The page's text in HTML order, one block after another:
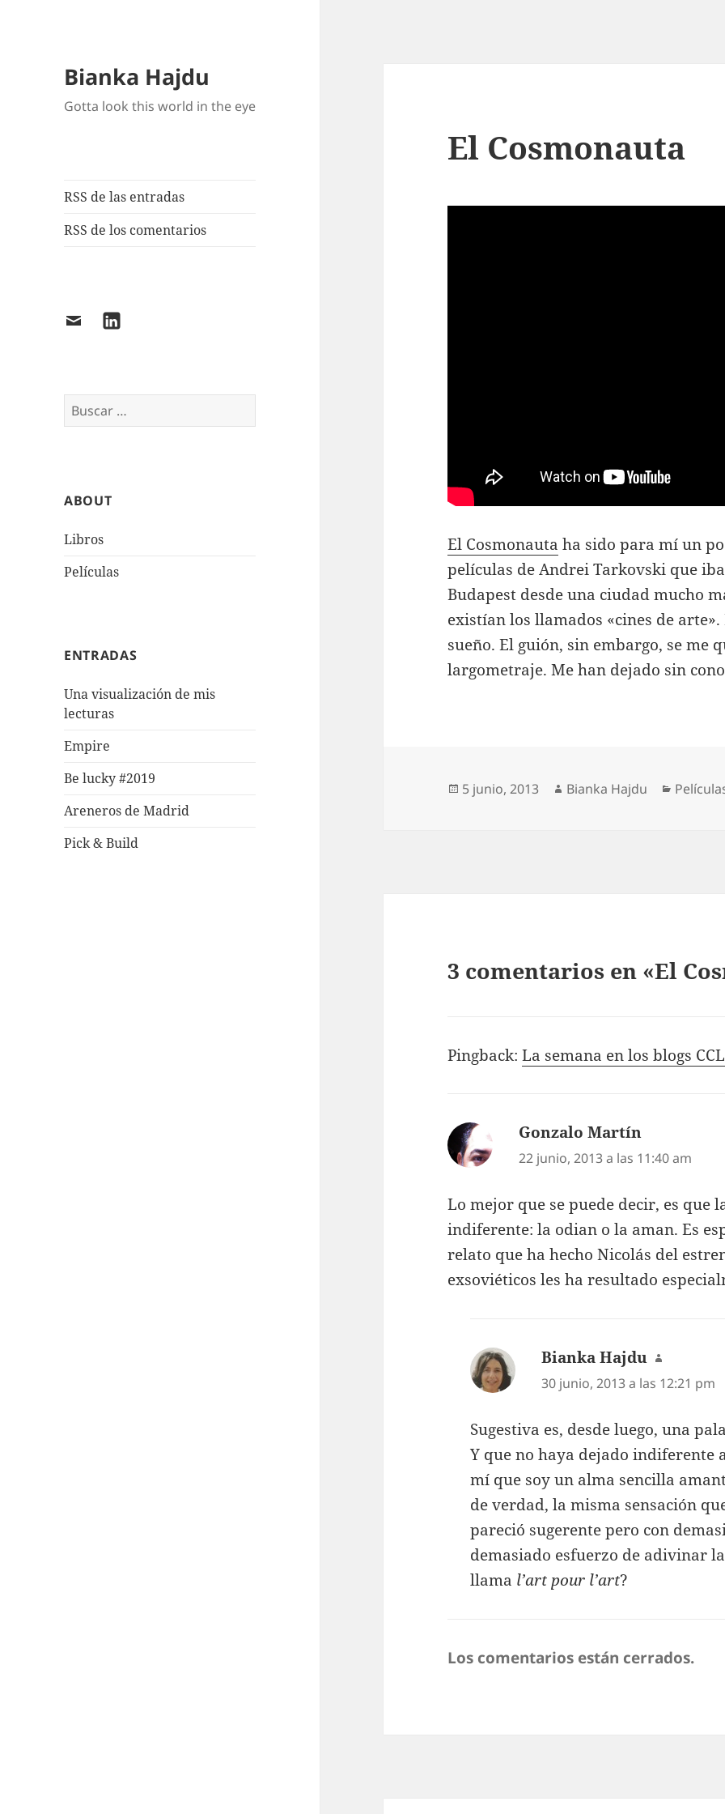
Bianka Hajdu
Gotta look this world in the eye
RSS de las entradas
RSS de los comentarios
EmailLinkedIn
Buscar:
ABOUT
Libros
Películas
ENTRADAS
Una visualización de mis
lecturas
Empire
Be lucky #2019
Areneros de Madrid
Pick & Build
El Cosmonauta
El Cosmonauta ha sido para mí un
películas de Andrei Tarkovski que
Budapest desde una ciudad mucho
existían los llamados «cines de
sueño. El guión, sin embargo, se me
largometraje. Me han dejado sin
Publicado
5 junio, 2013 Autor
Bianka Hajdu
3 comentarios en «El
Pingback:La semana en los blogs
Gonzalo Martín
22 junio, 2013 a las 11:40 am
Lo mejor que se puede decir, es que
indiferente: la odian o la aman. Es
relato que ha hecho Nicolás del
exsoviéticos les ha resultado
Bianka Hajdu dice:
30 junio, 2013 a las 12:21 pm
Sugestiva es, desde luego, una
Y que no haya dejado indiferente
mí que soy un alma sencilla
de verdad, la misma sensación
pareció sugerente pero con
demasiado esfuerzo de adivinar
llama l’art pour l’art?
Los comentarios están cerrados.